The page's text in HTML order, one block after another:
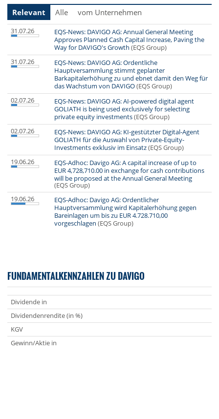
Relevant Alle vom Unternehmen
31.07.26
EQS-News: DAVIGO AG: Annual General Meeting
Approves Planned Cash Capital Increase, Paving the
Way for DAVIGO's Growth (EQS Group)
31.07.26
EQS-News: DAVIGO AG: Ordentliche
Hauptversammlung stimmt geplanter
Barkapitalerhöhung zu und ebnet damit den Weg für
das Wachstum von DAVIGO(EQS Group)
02.07.26
EQS-News: DAVIGO AG: AI-powered digital agent
GOLIATH is being used exclusively for selecting
private equity investments(EQS Group)
02.07.26
EQS-News: DAVIGO AG: KI-gestützter Digital-Agent
GOLIATH für die Auswahl von Private-Equity-
Investments exklusiv im Einsatz(EQS Group)
19.06.26
EQS-Adhoc: Davigo AG: A capital increase of up to
EUR 4,728,710.00 in exchange for cash contributions
will be proposed at the Annual General Meeting
(EQS Group)
19.06.26
EQS-Adhoc: Davigo AG: Ordentlicher
Hauptversammlung wird Kapitalerhöhung gegen
Bareinlagen um bis zu EUR 4.728.710,00
vorgeschlagen (EQS Group)
FUNDAMENTALKENNZAHLEN ZU DAVIGO
Dividende in
Dividendenrendite (in %)
KGV
Gewinn/Aktie in